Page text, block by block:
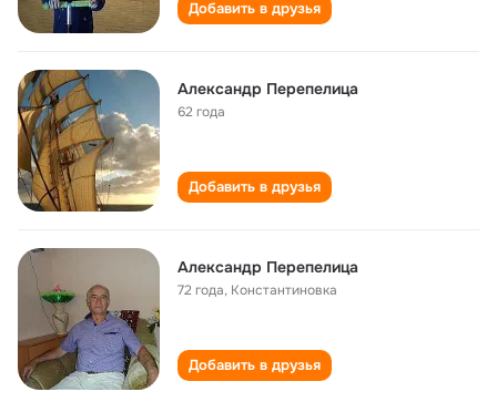
Добавить в друзья
Александр Перепелица
62 года
Добавить в друзья
Александр Перепелица
72 года, Константиновка
Добавить в друзья